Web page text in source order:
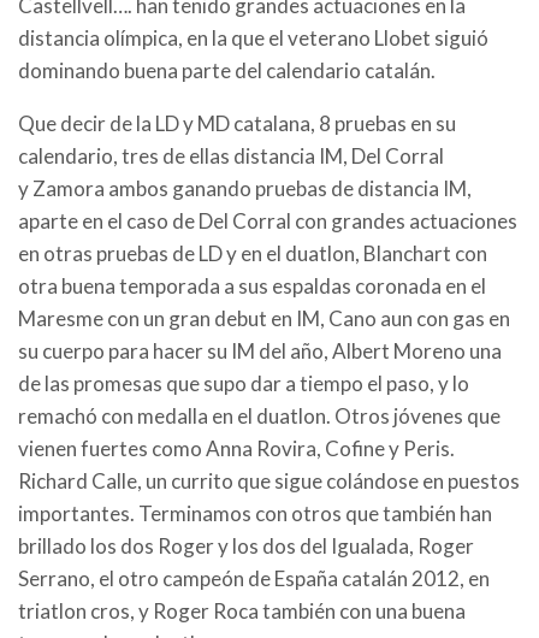
Castellvell…. han tenido grandes actuaciones en la
distancia olímpica, en la que el veterano Llobet siguió
dominando buena parte del calendario catalán.
Que decir de la LD y MD catalana, 8 pruebas en su
calendario, tres de ellas distancia IM, Del Corral
y Zamora ambos ganando pruebas de distancia IM,
aparte en el caso de Del Corral con grandes actuaciones
en otras pruebas de LD y en el duatlon, Blanchart con
otra buena temporada a sus espaldas coronada en el
Maresme con un gran debut en IM, Cano aun con gas en
su cuerpo para hacer su IM del año, Albert Moreno una
de las promesas que supo dar a tiempo el paso, y lo
remachó con medalla en el duatlon. Otros jóvenes que
vienen fuertes como Anna Rovira, Cofine y Peris.
Richard Calle, un currito que sigue colándose en puestos
importantes. Terminamos con otros que también han
brillado los dos Roger y los dos del Igualada, Roger
Serrano, el otro campeón de España catalán 2012, en
triatlon cros, y Roger Roca también con una buena